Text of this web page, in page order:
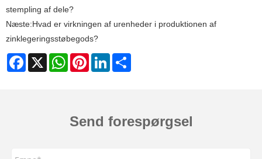
stempling af dele?
Næste:Hvad er virkningen af ​​urenheder i produktionen af ​​
zinklegeringsstøbegods?
Facebook
X WhatsAppPinterestLinkedIn
Send forespørgsel